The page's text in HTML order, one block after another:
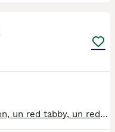
Disponibili 2 maschietti maine coon, un red tabby, un red and white. I cuccioli verranno ceduti al compimento delle 14 settimane di età, sverminati, vaccinati, chip, passaggio di proprietà del chip, pedigree Anfi. A corredo vengono consegnati test genetici e ecocardiografici dei genitori, kit partenza cucciolo, contratto di cessione con obbligo di sterilizzazione entro 6 mesi di vita, regolare fattura. Siamo a siena. Allevamento Elinor Woods